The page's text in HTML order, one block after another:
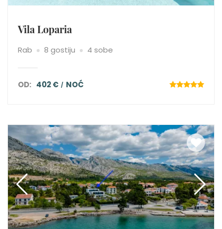
Vila Loparia
Rab 8 gostiju 4 sobe
OD: 402 € NOĆ